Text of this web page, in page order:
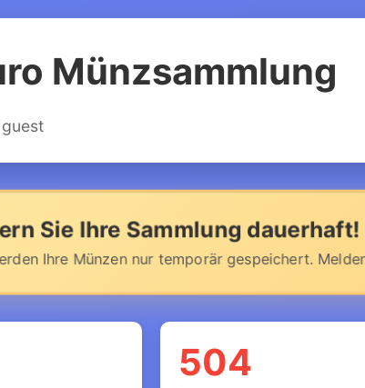
Münzsammlung
Sie Ihre Sammlung dauerhaft!
Ihre Münzen nur temporär gespeichert.
504